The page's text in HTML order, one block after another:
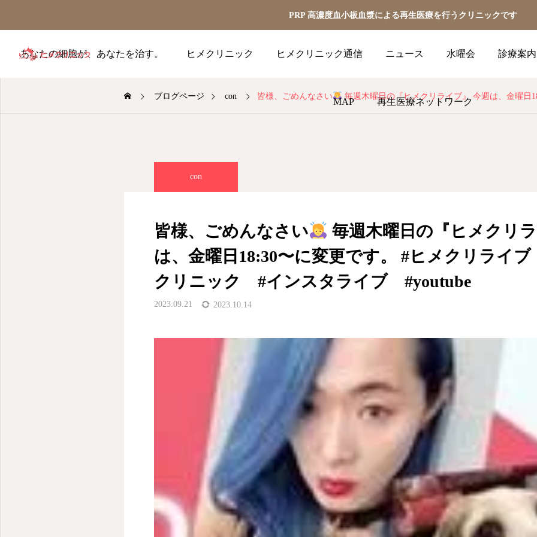
PRP 高濃度血小板血漿による再生医療を行うクリニックです
あなたの細胞が、あなたを治す。 ヒメクリニック ヒメクリニック通信 ニュース 水曜会 診療案内
MAP 再生医療ネットワーク
ブログページ con 皆様、ごめんなさい 毎週木曜日の『ヒメクリライブ』 今週は、金曜日18:30〜に変更です。 #ヒメク
con
皆様、ごめんなさい
毎週木曜日の『ヒメクリ
は、金曜日18:30〜に変更です。 #ヒメクリラ
クリニック #インスタライブ #youtube
2023.09.21 2023.10.14